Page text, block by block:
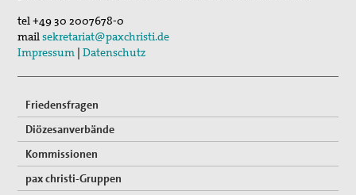
tel+49 30 2007678-0
mailsekretariat@paxchristi.de
Impressum |Datenschutz
Friedensfragen
Diözesanverbände
Kommissionen
pax christi-Gruppen